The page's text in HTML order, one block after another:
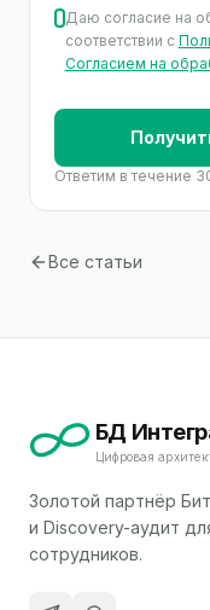
Даю согласие на
соответствии с
Согласием на
Ответим в течение
Все статьи
БД
Цифровая
Золотой партнёр
и Discovery-аудит
сотрудников.